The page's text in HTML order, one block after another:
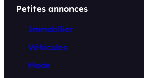
Petites annonces
Immobilier
Véhicules
Mode